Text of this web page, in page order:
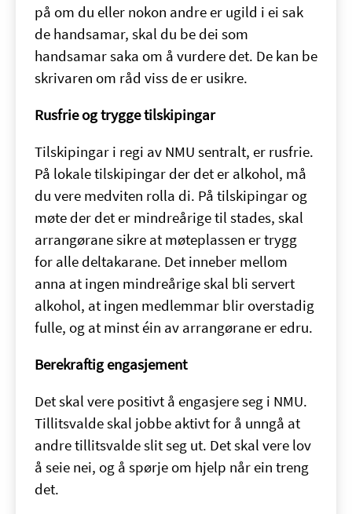
på om du eller nokon andre er ugild i ei sak
de handsamar, skal du be dei som
handsamar saka om å vurdere det. De kan be
skrivaren om råd viss de er usikre.
Rusfrie og trygge tilskipingar
Tilskipingar i regi av NMU sentralt, er rusfrie.
På lokale tilskipingar der det er alkohol, må
du vere medviten rolla di. På tilskipingar og
møte der det er mindreårige til stades, skal
arrangørane sikre at møteplassen er trygg
for alle deltakarane. Det inneber mellom
anna at ingen mindreårige skal bli servert
alkohol, at ingen medlemmar blir overstadig
fulle, og at minst éin av arrangørane er edru.
Berekraftig engasjement
Det skal vere positivt å engasjere seg i NMU.
Tillitsvalde skal jobbe aktivt for å unngå at
andre tillitsvalde slit seg ut. Det skal vere lov
å seie nei, og å spørje om hjelp når ein treng
det.